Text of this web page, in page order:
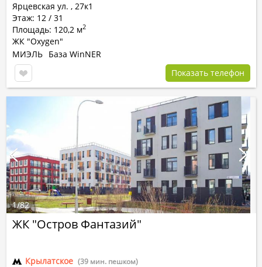
Ярцевская ул. , 27к1
Этаж: 12 / 31
Площадь: 120,2 м2
ЖК "Oxygen"
МИЭЛЬ База WinNER
Показать телефон
ЖК "Остров Фантазий"
Крылатское (39 мин. пешком)
1/82